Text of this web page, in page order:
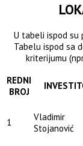
U tabeli ispod su
Tabelu ispod sa
kriterijumu
REDNI
BROJ
1
Vladimir
Stojanović